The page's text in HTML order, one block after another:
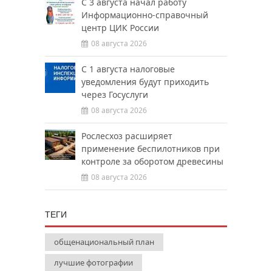
Информационно-справочный
центр ЦИК России
08 августа 2026
С 1 августа налоговые
уведомления будут приходить
через Госуслуги
08 августа 2026
Рослесхоз расширяет
применение беспилотников при
контроле за оборотом древесины
08 августа 2026
ТЕГИ
общенациональный план
лучшие фотографии